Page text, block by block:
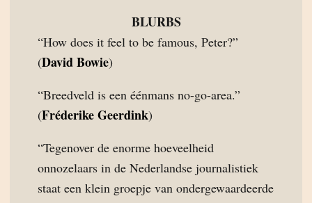
BLURBS
“How does it feel to be famous, Peter?”
(David Bowie)
“Breedveld is een éénmans no-go-area.”
(Fréderike Geerdink)
“Tegenover de enorme hoeveelheid
onnozelaars in de Nederlandse journalistiek
staat een klein groepje van ondergewaardeerde